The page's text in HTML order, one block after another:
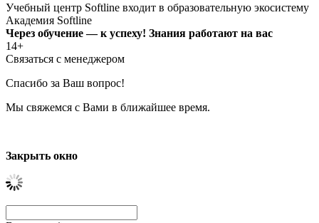
Учебный центр Softline входит в образовательную экосистему
Академия Softline
Через обучение — к успеху! Знания работают на вас
14+
Связаться с менеджером
Спасибо за Ваш вопрос!
Мы свяжемся с Вами в ближайшее время.
Закрыть окно